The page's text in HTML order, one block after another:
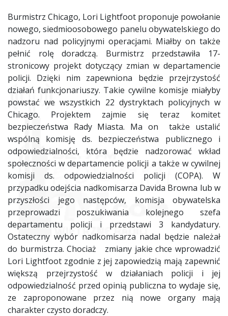
Burmistrz Chicago, Lori Lightfoot proponuje powołanie
nowego, siedmioosobowego panelu obywatelskiego do
nadzoru nad policyjnymi operacjami. Miałby on także
pełnić rolę doradczą. Burmistrz przedstawiła 17-
stronicowy projekt dotyczący zmian w departamencie
policji. Dzięki nim zapewniona będzie przejrzystość
działań funkcjonariuszy. Takie cywilne komisje miałyby
powstać we wszystkich 22 dystryktach policyjnych w
Chicago. Projektem zajmie się teraz komitet
bezpieczeństwa Rady Miasta. Ma on także ustalić
wspólną komisję ds. bezpieczeństwa publicznego i
odpowiedzialności, która będzie nadzorować wkład
społeczności w departamencie policji a także w cywilnej
komisji ds. odpowiedzialności policji (COPA). W
przypadku odejścia nadkomisarza Davida Browna lub w
przyszłości jego następców, komisja obywatelska
przeprowadzi poszukiwania kolejnego szefa
departamentu policji i przedstawi 3 kandydatury.
Ostateczny wybór nadkomisarza nadal będzie należał
do burmistrza. Chociaż zmiany jakie chce wprowadzić
Lori Lightfoot zgodnie z jej zapowiedzią mają zapewnić
większą przejrzystość w działaniach policji i jej
odpowiedzialność przed opinią publiczna to wydaje się,
ze zaproponowane przez nią nowe organy mają
charakter czysto doradczy.